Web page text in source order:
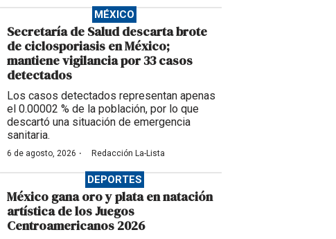
MÉXICO
Secretaría de Salud descarta brote
de ciclosporiasis en México;
mantiene vigilancia por 33 casos
detectados
Los casos detectados representan apenas
el 0.00002 % de la población, por lo que
descartó una situación de emergencia
sanitaria.
6 de agosto, 2026 · Redacción La-Lista
DEPORTES
México gana oro y plata en natación
artística de los Juegos
Centroamericanos 2026